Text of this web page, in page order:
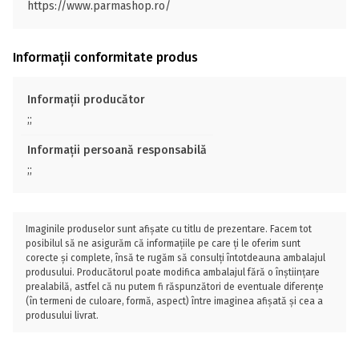
https://www.parmashop.ro/
Informații conformitate produs
Informații producător
;;
Informații persoană responsabilă
;;
Imaginile produselor sunt afișate cu titlu de prezentare. Facem tot
posibilul să ne asigurăm că informațiile pe care ți le oferim sunt
corecte și complete, însă te rugăm să consulți întotdeauna ambalajul
produsului. Producătorul poate modifica ambalajul fără o înștiințare
prealabilă, astfel că nu putem fi răspunzători de eventuale diferențe
(în termeni de culoare, formă, aspect) între imaginea afișată și cea a
produsului livrat.